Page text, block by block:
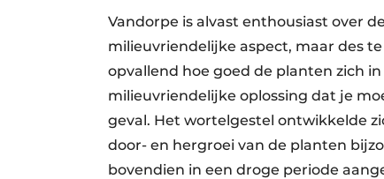
Vandorpe is alvast enthousiast over
milieuvriendelijke aspect, maar des
opvallend hoe goed de planten zich
milieuvriendelijke oplossing dat je
geval. Het wortelgestel ontwikkelde
door- en hergroei van de planten
bovendien in een droge periode